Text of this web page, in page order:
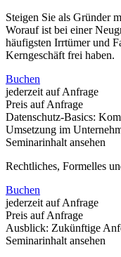
Steigen Sie als Gründer
Worauf ist bei einer
häufigsten Irrtümer und
Kerngeschäft frei haben.
Buchen
jederzeit auf Anfrage
Preis auf Anfrage
Datenschutz-Basics:
Umsetzung im
Seminarinhalt ansehen
Rechtliches, Formelles
Buchen
jederzeit auf Anfrage
Preis auf Anfrage
Ausblick: Zukünftige
Seminarinhalt ansehen